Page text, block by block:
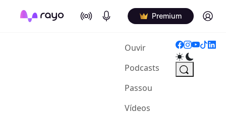
On Air Podcasts Premium Log in
Ouvir(current)
Podcasts
Passou
Vídeos